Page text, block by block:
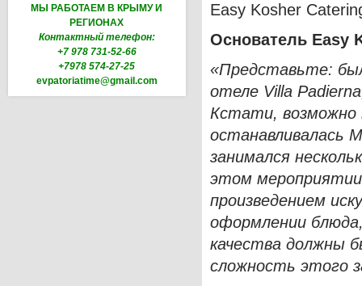
МЫ РАБОТАЕМ В КРЫМУ И
РЕГИОНАХ
Контактный телефон:
+7 978 731-52-66
+7978 574-27-25
evpatoriatime@gmail.com
Easy Kosher
Основатель Easy
«Представьте:
отеле Villa Padierna
Кстати, возможно
останавливалась
занимался
этом
произведением
оформлении блюда,
качества должны
сложность этого